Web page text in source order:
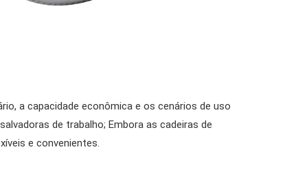
a capacidade econômica e os cenários de uso
de trabalho; Embora as cadeiras de
e convenientes.